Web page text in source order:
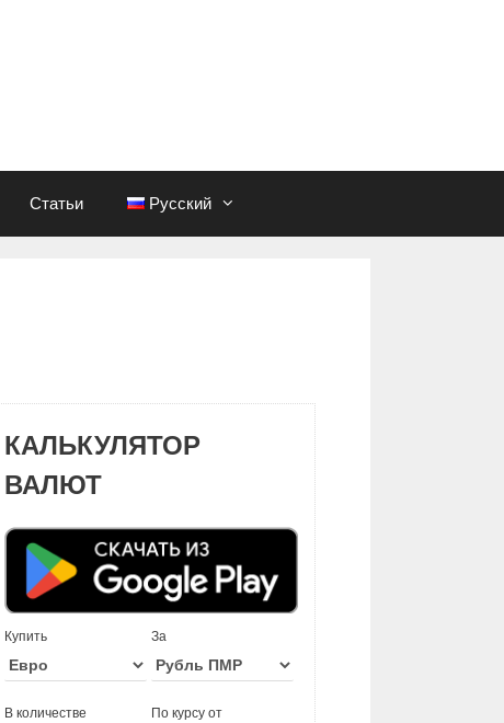
Статьи Русский
КАЛЬКУЛЯТОР
ВАЛЮТ
Купить За
В количестве По курсу от